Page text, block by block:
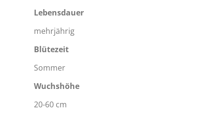
Lebensdauer
mehrjährig
Blütezeit
Sommer
Wuchshöhe
20-60 cm